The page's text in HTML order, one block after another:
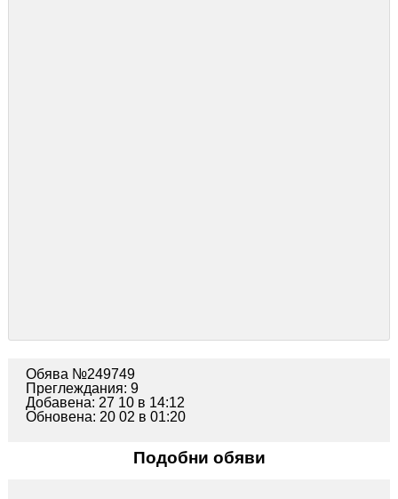
Обява №249749
Преглеждания: 9
Добавена: 27 10 в 14:12
Обновена: 20 02 в 01:20
Подобни обяви